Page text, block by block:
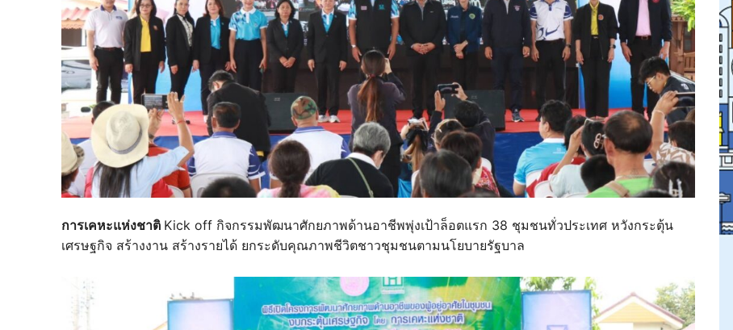
การเคหะแห่งชาติ Kick off กิจกรรมพัฒนาศักยภาพด้านอาชีพพุ่งเป้าล็อตแรก 38 ชุมชนทั่วประเทศ หวังกระตุ้น
เศรษฐกิจ สร้างงาน สร้างรายได้ ยกระดับคุณภาพชีวิตชาวชุมชนตามนโยบายรัฐบาล